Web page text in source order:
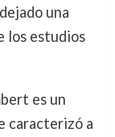
una
los estudios
es un
caracterizó a